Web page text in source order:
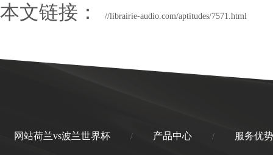
本文链接： //librairie-audio.com/aptitudes/7571.html
网站荷兰vs波兰世界杯 / 产品中心 / 服务优势